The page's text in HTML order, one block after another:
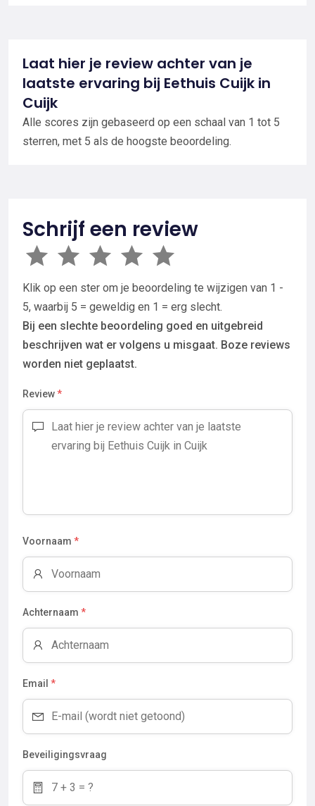
Laat hier je review achter van je
laatste ervaring bij Eethuis Cuijk in
Cuijk
Alle scores zijn gebaseerd op een schaal van 1 tot 5
sterren, met 5 als de hoogste beoordeling.
Schrijf een review
Klik op een ster om je beoordeling te wijzigen van 1 -
5, waarbij 5 = geweldig en 1 = erg slecht.
Bij een slechte beoordeling goed en uitgebreid
beschrijven wat er volgens u misgaat. Boze reviews
worden niet geplaatst.
Review*
Voornaam *
Achternaam *
Email *
Beveiligingsvraag